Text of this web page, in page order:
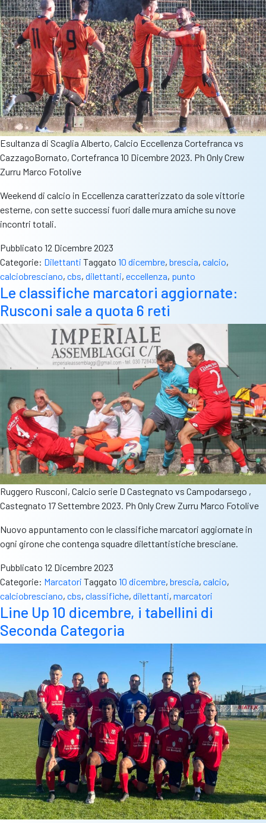
Esultanza di Scaglia Alberto, Calcio Eccellenza Cortefranca vs
CazzagoBornato, Cortefranca 10 Dicembre 2023. Ph Only Crew
Zurru Marco Fotolive
Weekend di calcio in Eccellenza caratterizzato da sole vittorie
esterne, con sette successi fuori dalle mura amiche su nove
incontri totali.
Pubblicato 12 Dicembre 2023
Categorie: Dilettanti Taggato 10 dicembre, brescia, calcio,
calciobresciano, cbs, dilettanti, eccellenza, punto
Le classifiche marcatori aggiornate:
Rusconi sale a quota 6 reti
Ruggero Rusconi, Calcio serie D Castegnato vs Campodarsego ,
Castegnato 17 Settembre 2023. Ph Only Crew Zurru Marco Fotolive
Nuovo appuntamento con le classifiche marcatori aggiornate in
ogni girone che contenga squadre dilettantistiche bresciane.
Pubblicato 12 Dicembre 2023
Categorie: Marcatori Taggato 10 dicembre, brescia, calcio,
calciobresciano, cbs, classifiche, dilettanti, marcatori
Line Up 10 dicembre, i tabellini di
Seconda Categoria